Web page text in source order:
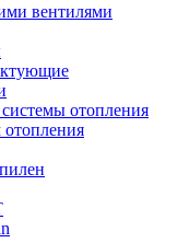
вентилями
отопления